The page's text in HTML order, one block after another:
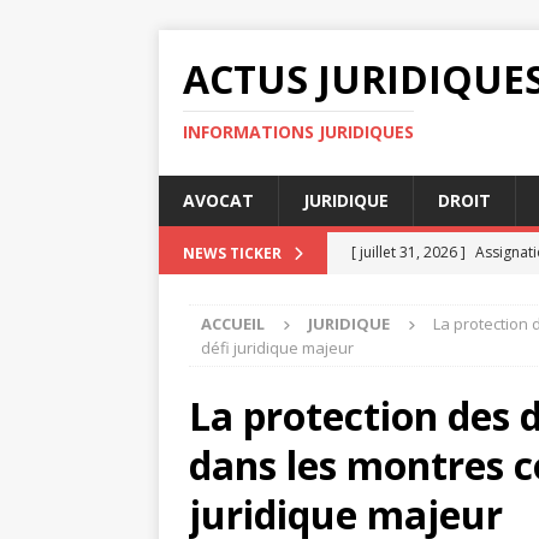
ACTUS
INFORMATIONS JURIDIQUES
AVOCAT JURIDIQUE DROIT
NEWS TICKER [ juillet 31, 2026 ]
[ juillet 30, 2026 ] Les
[ juillet 26, 2026 ]
[ août 4, 2026 ] Jugement
ACCUEIL JURIDIQUE
La protection
défi juridique majeur
La protection des
dans les montres
juridique majeur